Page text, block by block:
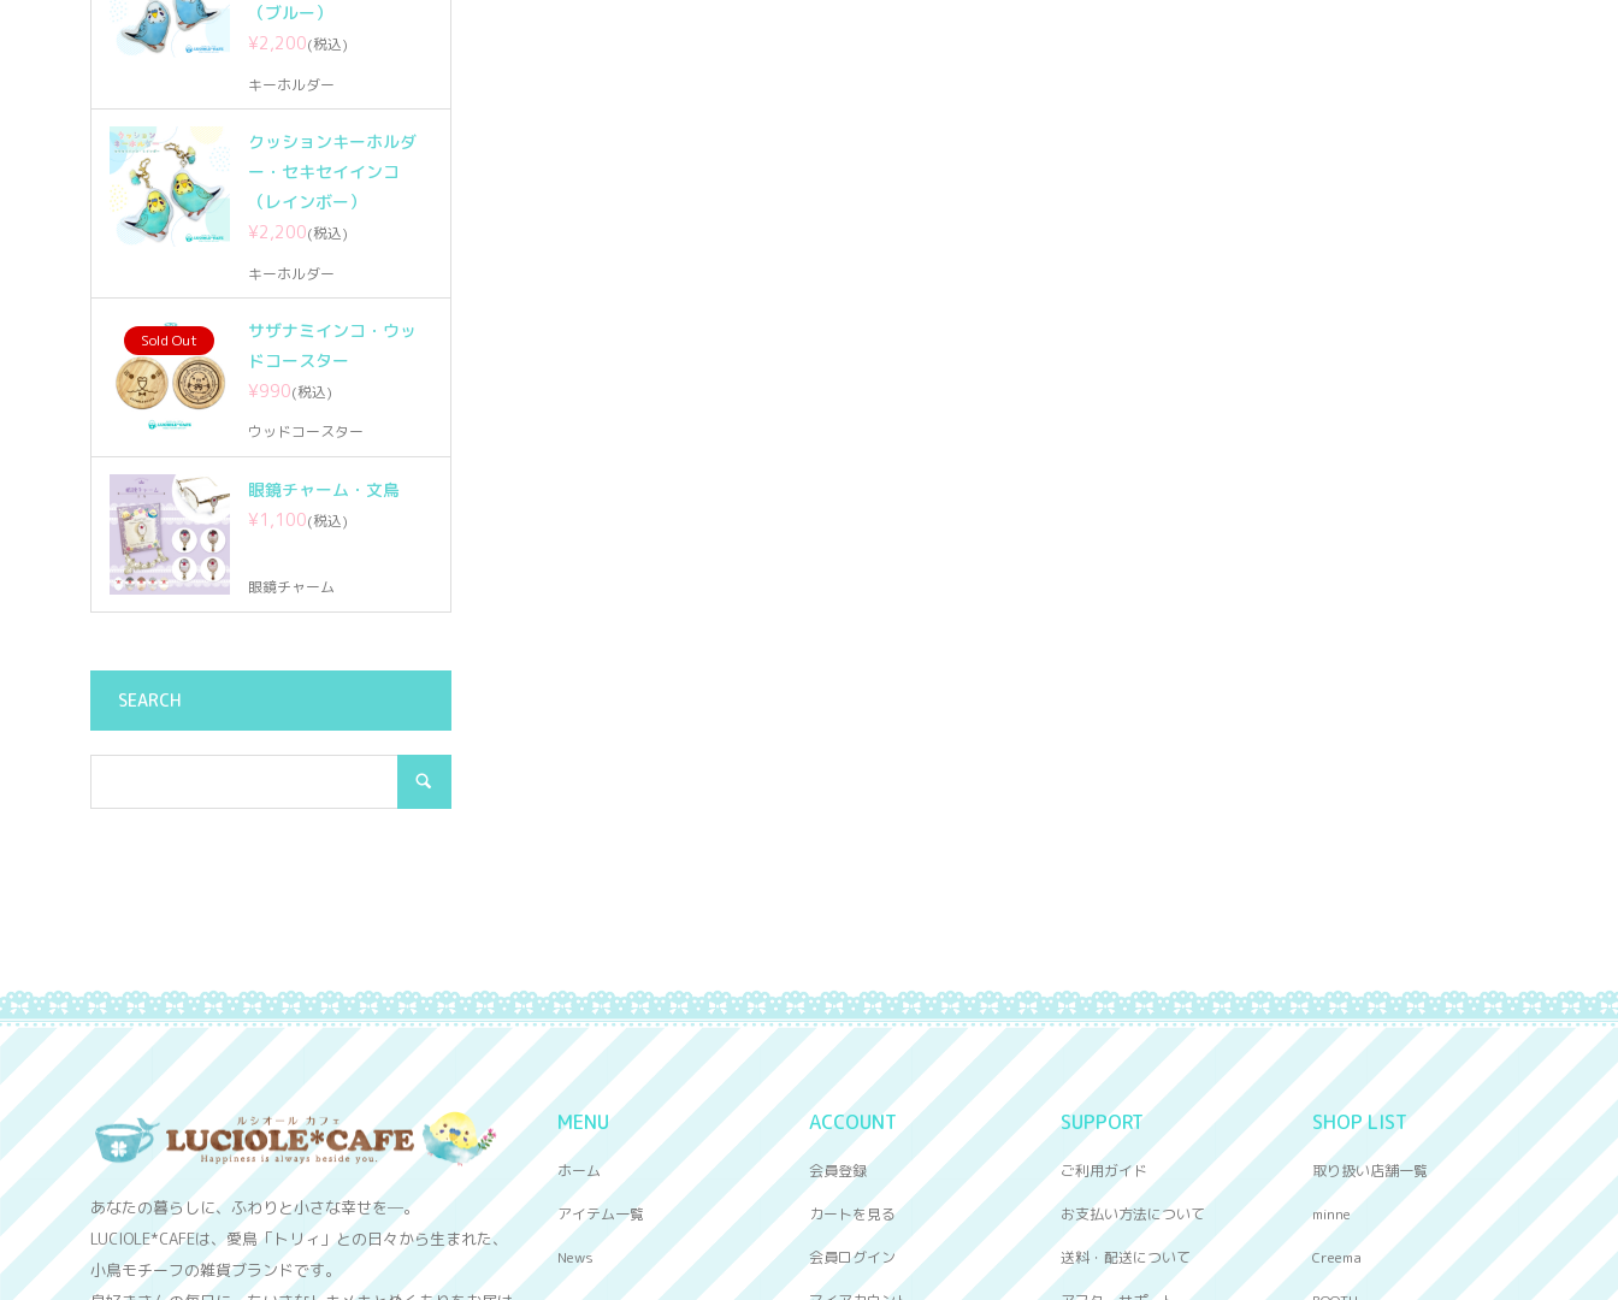
（ブルー）
¥2,200(税込)
キーホルダー
クッションキーホルダ
ー・セキセイインコ
（レインボー）
¥2,200(税込)
キーホルダー
Sold Out
サザナミインコ・ウッ
ドコースター
¥990(税込)
ウッドコースター
眼鏡チャーム・文鳥
¥1,100(税込)
眼鏡チャーム
SEARCH
あなたの暮らしに、ふわりと小さな幸せを─。
LUCIOLE*CAFEは、愛鳥「トリィ」との日々から生まれた、
小鳥モチーフの雑貨ブランドです。
MENU
ホーム
アイテム一覧
News
ACCOUNT
会員登録
カートを見る
会員ログイン
SUPPORT
ご利用ガイド
お支払い方法について
送料・配送について
SHOP LIST
取り扱い店舗一覧
minne
Creema